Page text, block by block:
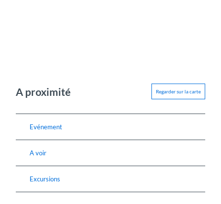
A proximité Regarder sur la carte
Evénement
A voir
Excursions